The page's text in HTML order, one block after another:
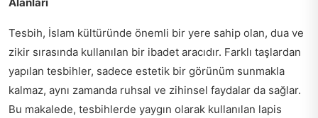
Tesbih, İslam kültüründe önemli bir yere sahip olan, dua ve
zikir sırasında kullanılan bir ibadet aracıdır. Farklı taşlardan
yapılan tesbihler, sadece estetik bir görünüm sunmakla
kalmaz, aynı zamanda ruhsal ve zihinsel faydalar da sağlar.
Bu makalede, tesbihlerde yaygın olarak kullanılan lapis